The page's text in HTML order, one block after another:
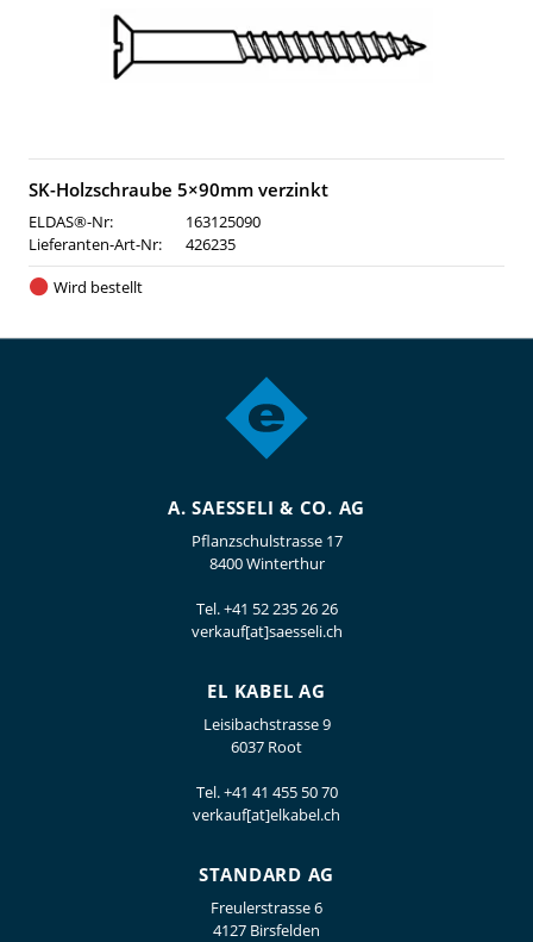
SK-Holzschraube 5×90mm verzinkt
ELDAS®-Nr:
163125090
Lieferanten-Art-Nr:
426235
Wird bestellt
A. SAESSELI & CO. AG
Pflanzschulstrasse 17
8400 Winterthur
Tel.+41 52 235 26 26
verkauf[at]saesseli.ch
EL KABEL AG
Leisibachstrasse 9
6037 Root
Tel.+41 41 455 50 70
verkauf[at]elkabel.ch
STANDARD AG
Freulerstrasse 6
4127 Birsfelden